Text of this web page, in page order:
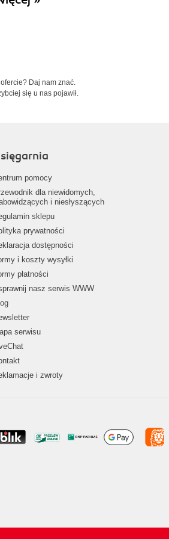
Daj nam znać.
się u nas pojawił.
pomocy
dla niewidomych,
i niesłyszących
sklepu
prywatności
dostępności
i koszty wysyłki
płatności
nasz serwis WWW
serwisu
i zwroty